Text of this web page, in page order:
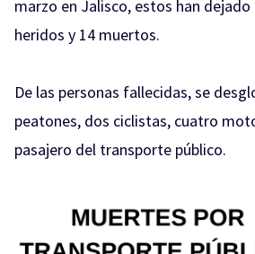
marzo en Jalisco, estos han
heridos y 14 muertos.
De las personas fallecidas, se
peatones, dos ciclistas, cuatro
pasajero del transporte público.